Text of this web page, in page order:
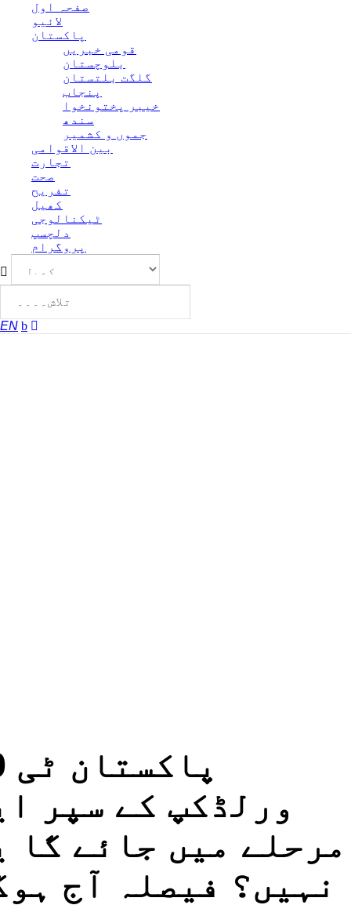
صفحہ اول
لائیو
پاکستان
قومی خبریں
بلوچستان
گلگت بلتستان
پنجاب
خیبر پختونخوا
سندھ
جموں و کشمیر
بین الاقوامی
تجارت
صحت
تفریح
کھیل
ٹیکنالوجی
دلچسپ
پروگرام
EN
ورلڈکپ کے سپر
مرحلے میں جائے گا
نہیں؟ فیصلہ آج